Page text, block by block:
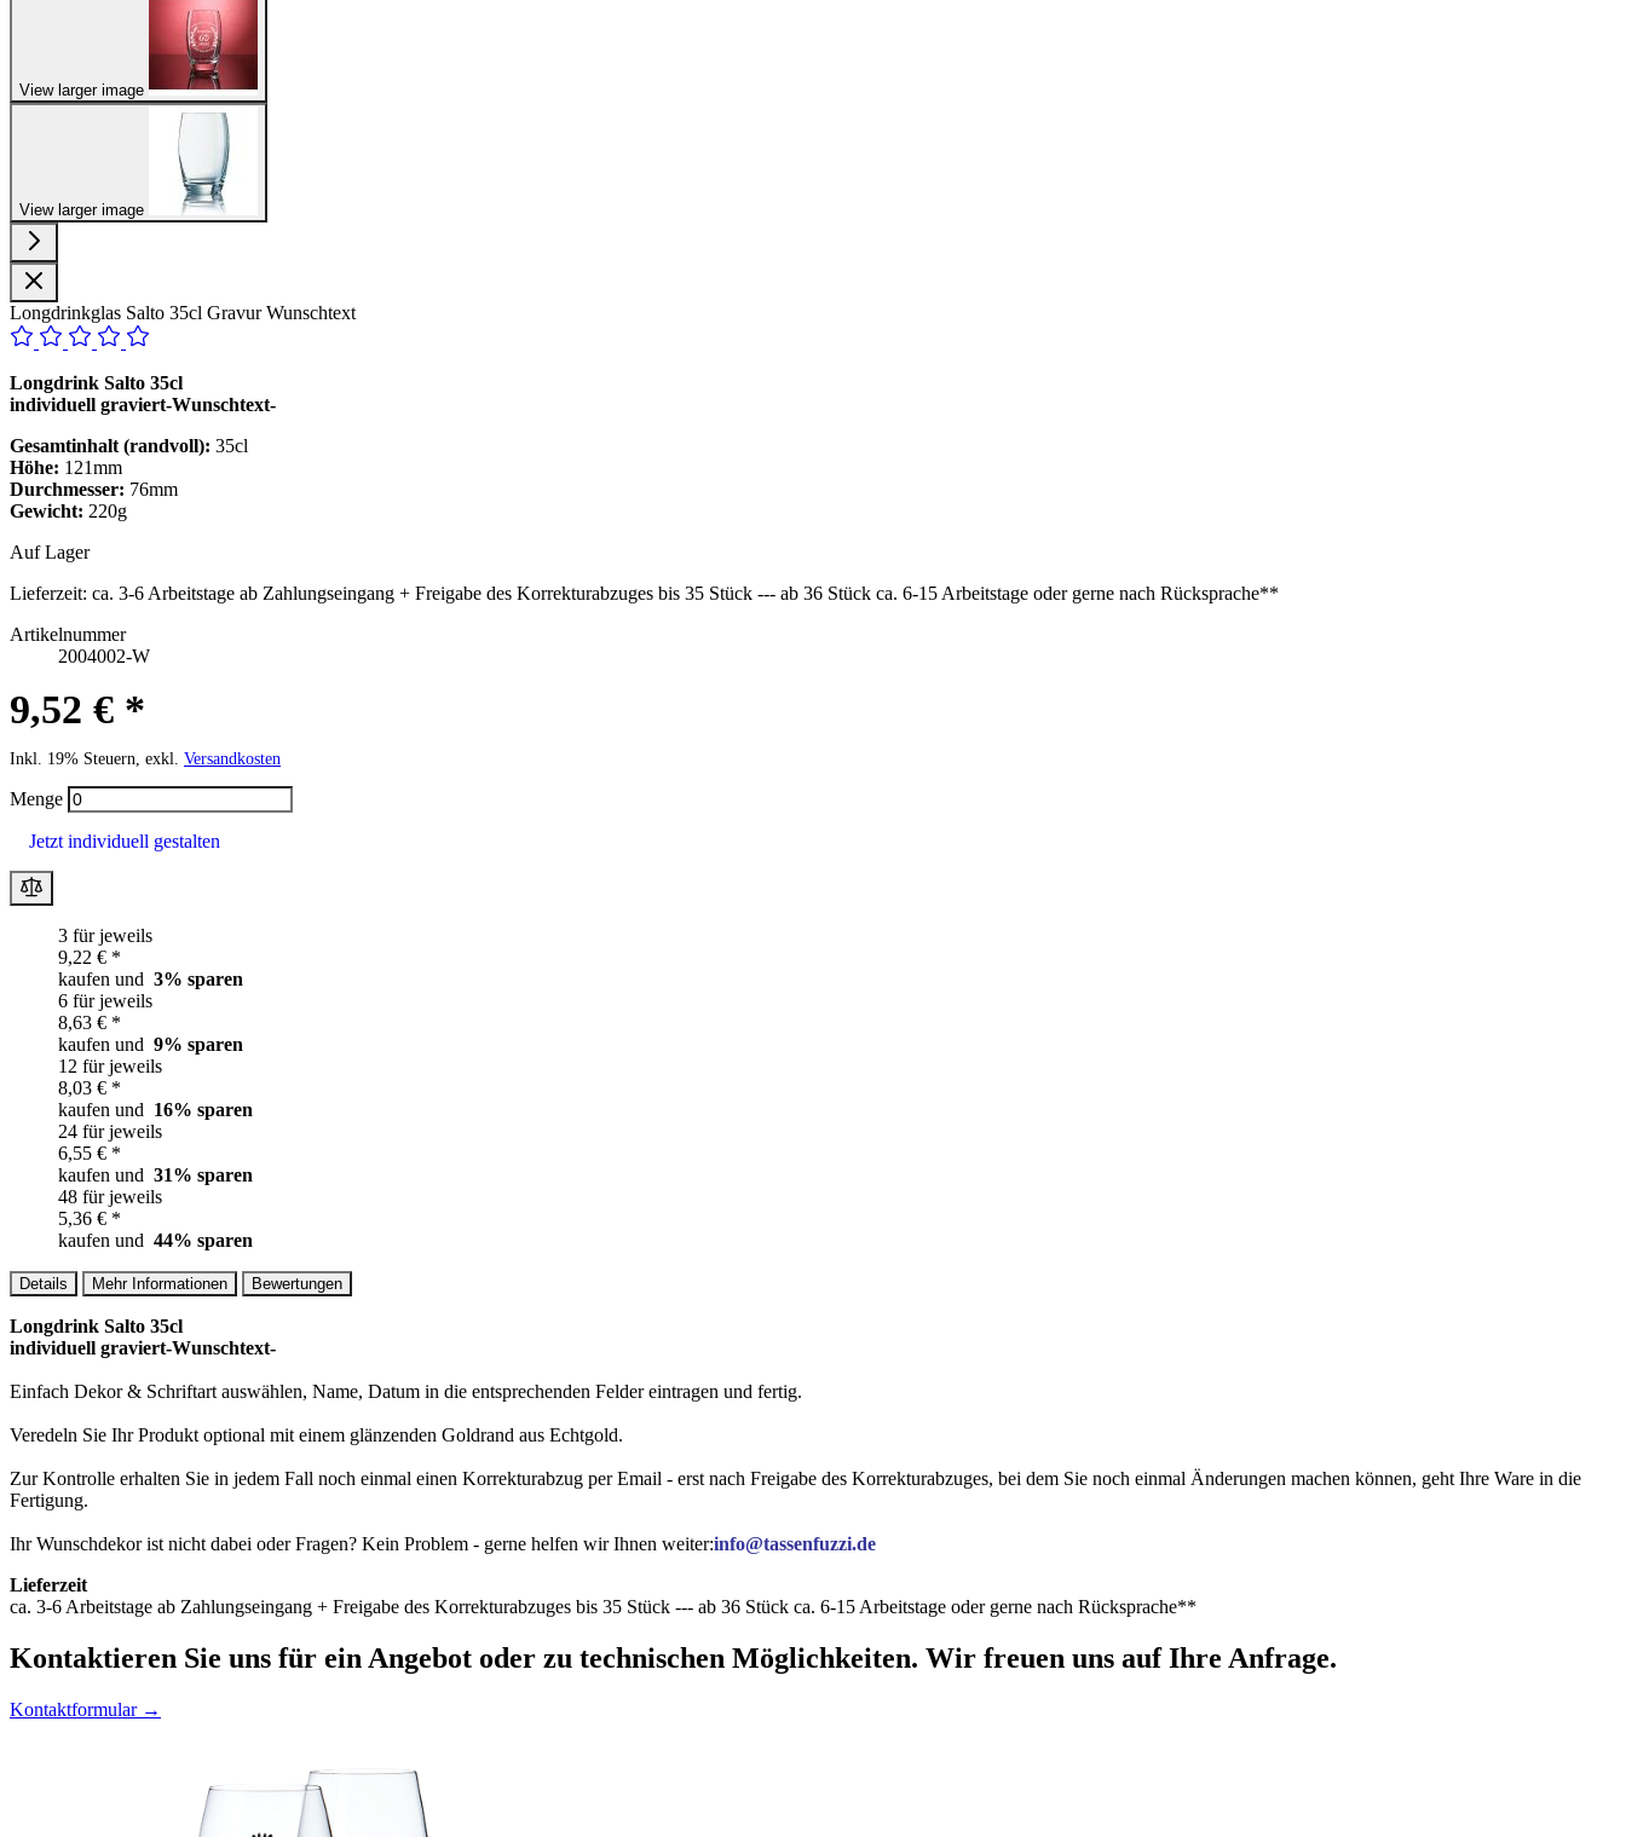
View larger image
View larger image
Longdrinkglas Salto 35cl Gravur Wunschtext
Longdrink Salto 35cl
individuell graviert-Wunschtext-
Gesamtinhalt (randvoll): 35cl
Höhe: 121mm
Durchmesser: 76mm
Gewicht: 220g
Auf Lager
Lieferzeit: ca. 3-6 Arbeitstage ab Zahlungseingang + Freigabe des Korrekturabzuges bis 35 Stück --- ab 36 Stück ca. 6-15 Arbeitstage oder gerne nach Rücksprache**
Artikelnummer
2004002-W
9,52 € *
Inkl. 19% Steuern, exkl. Versandkosten
Menge
Jetzt individuell gestalten
3 für jeweils
9,22 € *
kaufen und 3% sparen
6 für jeweils
8,63 € *
kaufen und 9% sparen
12 für jeweils
8,03 € *
kaufen und 16% sparen
24 für jeweils
6,55 € *
kaufen und 31% sparen
48 für jeweils
5,36 € *
kaufen und 44% sparen
Details Mehr Informationen Bewertungen
Longdrink Salto 35cl
individuell graviert-Wunschtext-
Einfach Dekor & Schriftart auswählen, Name, Datum in die entsprechenden Felder eintragen und fertig.
Veredeln Sie Ihr Produkt optional mit einem glänzenden Goldrand aus Echtgold.
Zur Kontrolle erhalten Sie in jedem Fall noch einmal einen Korrekturabzug per Email - erst nach Freigabe des Korrekturabzuges, bei dem Sie noch einmal Änderungen machen können, geht Ihre Ware in die
Fertigung.
Ihr Wunschdekor ist nicht dabei oder Fragen? Kein Problem - gerne helfen wir Ihnen weiter:info@tassenfuzzi.de
Lieferzeit
ca. 3-6 Arbeitstage ab Zahlungseingang + Freigabe des Korrekturabzuges bis 35 Stück --- ab 36 Stück ca. 6-15 Arbeitstage oder gerne nach Rücksprache**
Kontaktieren Sie uns für ein Angebot oder zu technischen Möglichkeiten. Wir freuen uns auf Ihre Anfrage.
Kontaktformular →